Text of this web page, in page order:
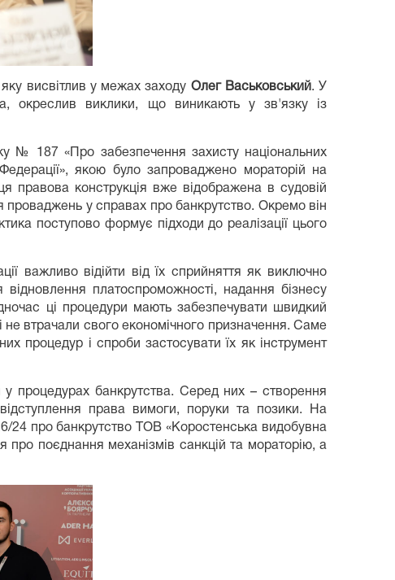
висвітлив у межах заходу Олег Васьковський. У
окреслив виклики, що виникають у зв'язку із
№ 187 «Про забезпечення захисту національних
якою було запроваджено мораторій на
правова конструкція вже відображена в судовій
проваджень у справах про банкрутство. Окремо він
поступово формує підходи до реалізації цього
важливо відійти від їх сприйняття як виключно
платоспроможності, надання бізнесу
ці процедури мають забезпечувати швидкий
не втрачали свого економічного призначення. Саме
процедур і спроби застосувати їх як інструмент
процедурах банкрутства. Серед них – створення
відступлення права вимоги, поруки та позики. На
про банкрутство ТОВ «Коростенська видобувна
поєднання механізмів санкцій та мораторію, а